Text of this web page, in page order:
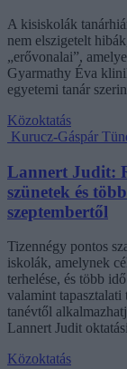
A kisiskolák
nem elszigetelt
„erővonalai”,
Gyarmathy Éva
egyetemi tanár
Közoktatás
Kurucz-Gáspár
Lannert Judit:
szünetek és
szeptembertől
Tizennégy pontos
iskolák, amelynek
terhelése, és több
valamint tapasztalati
tanévtől
Lannert Judit
Közoktatás